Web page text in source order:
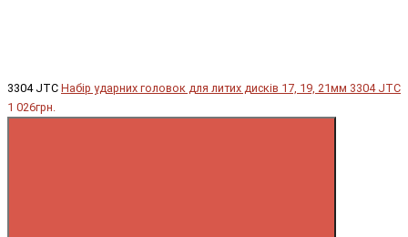
3304 JTC Набір ударних головок для литих дисків 17, 19, 21мм 3304 JTC
1 026грн.